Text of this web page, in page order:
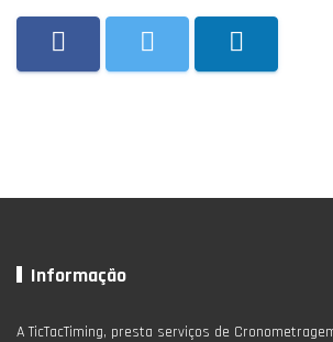
Informação
A TicTacTiming, presta serviços de